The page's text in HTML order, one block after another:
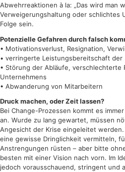
Abwehrreaktionen à la: „Das wird man
Verweigerungshaltung oder schlichtes
Folge sein.
Potenzielle Gefahren durch falsch
• Motivationsverlust, Resignation,
• verringerte Leistungsbereitschaft der
• Störung der Abläufe, verschlechterte
Unternehmens
• Abwanderung von Mitarbeitern
Druck machen, oder Zeit lassen?
Bei Change-Prozessen kommt es
an. Wurde zu lang gewartet, müssen
Angesicht der Krise eingeleitet
eine gewisse Dringlichkeit vermitteln,
Anstrengungen rüsten – aber bitte
besten mit einer Vision nach vorn. Im
jedoch vorausschauend, stringent und